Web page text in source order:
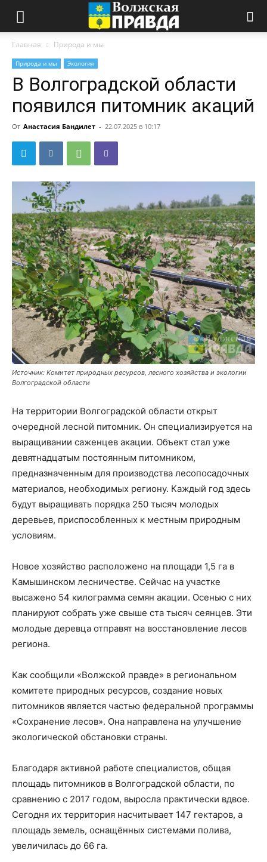
Главная Природа и мы
Природа и мы Экология
В Волгоградской области
появился питомник акаций
От Анастасия Бандилет - 22.07.2025 в 10:17
Источник: Комитет природных ресурсов, лесного хозяйства и экологии
Волгоградской области
На территории Волгоградской области открыт
очередной лесной питомник. Он специализируется на
выращивании саженцев акации. Объект стал уже
девятнадцатым постоянным питомником,
предназначенным для производства лесопосадочных
материалов, необходимых региону. Каждый год здесь
будут выращивать порядка 250 тысяч молодых
деревьев, приспособленных к местным природным
условиям.
Новое хозяйство расположено на площади 1,5 га в
Камышинском лесничестве. Сейчас на участке
высажено 54 килограмма семян акации. Осенью с них
планируют собрать уже свыше ста тысяч сеянцев. Эти
молодые деревца отправят на восстановление лесов
региона.
Как сообщили «Волжской правде» в региональном
комитете природных ресурсов, создание новых
питомников является частью федеральной программы
«Сохранение лесов». Она направлена на улучшение
экологической обстановки страны.
Благодаря активной работе специалистов, общая
площадь питомников в Волгоградской области, по
сравнению с 2017 годом, выросла практически вдвое.
Сегодня их территория насчитывает 147 гектаров, а
площадь земель, оснащённых системами полива,
увеличилась до 66 га.